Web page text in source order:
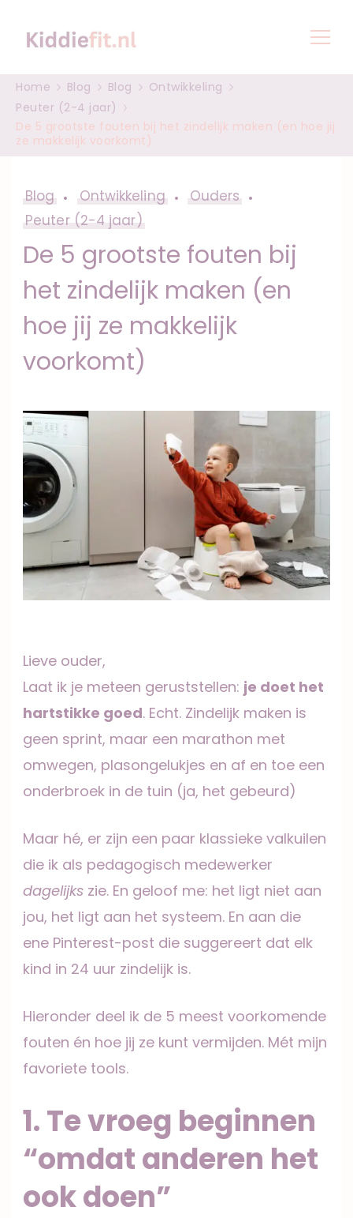
Spel, groei en opvoeding
voor kinderen |
Pedagogisch Professional
Home Blog Blog
Ontwikkeling
Peuter (2-4 jaar)
De 5 grootste fouten bij het zindelijk maken (en hoe jij
ze makkelijk voorkomt)
Blog Ontwikkeling
Ouders
Peuter (2-4 jaar)
De 5 grootste fouten bij
het zindelijk maken (en
hoe jij ze makkelijk
voorkomt)
Lieve ouder,
Laat ik je meteen geruststellen: je doet het
hartstikke goed. Echt. Zindelijk maken is
geen sprint, maar een marathon met
omwegen, plasongelukjes en af en toe een
onderbroek in de tuin (ja, het gebeurd)
Maar hé, er zijn een paar klassieke valkuilen
die ik als pedagogisch medewerker
dagelijks zie. En geloof me: het ligt niet aan
jou, het ligt aan het systeem. En aan die
ene Pinterest-post die suggereert dat elk
kind in 24 uur zindelijk is.
Hieronder deel ik de 5 meest voorkomende
fouten én hoe jij ze kunt vermijden. Mét mijn
favoriete tools.
1. Te vroeg beginnen
“omdat anderen het
ook doen”